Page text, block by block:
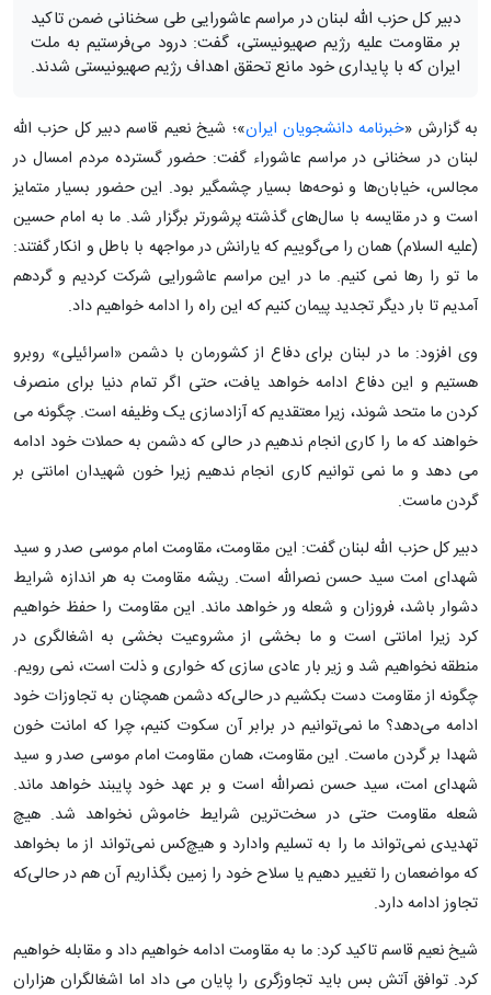
دبیر کل حزب الله لبنان در مراسم عاشورایی طی سخنانی ضمن تاکید
بر مقاومت علیه رژیم صهیونیستی، گفت: درود می‌فرستیم به ملت
ایران که با پایداری خود مانع تحقق اهداف رژیم صهیونیستی شدند.
به گزارش «خبرنامه دانشجویان ایران»؛ شیخ نعیم قاسم دبیر کل حزب الله
لبنان در سخنانی در مراسم عاشوراء گفت: حضور گسترده مردم امسال در
مجالس، خیابان‌ها و نوحه‌ها بسیار چشمگیر بود. این حضور بسیار متمایز
است و در مقایسه با سال‌های گذشته پرشورتر برگزار شد. ما به امام حسین
(علیه السلام) همان را می‌گوییم که یارانش در مواجهه با باطل و انکار گفتند:
ما تو را رها نمی کنیم. ما در این مراسم عاشورایی شرکت کردیم و گردهم
آمدیم تا بار دیگر تجدید پیمان کنیم که این راه را ادامه خواهیم داد.
وی افزود: ما در لبنان برای دفاع از کشورمان با دشمن «اسرائیلی» روبرو
هستیم و این دفاع ادامه خواهد یافت، حتی اگر تمام دنیا برای منصرف
کردن ما متحد شوند، زیرا معتقدیم که آزادسازی یک وظیفه است. چگونه می
خواهند که ما را کاری انجام ندهیم در حالی که دشمن به حملات خود ادامه
می دهد و ما نمی توانیم کاری انجام ندهیم زیرا خون شهیدان امانتی بر
گردن ماست.
دبیر کل حزب الله لبنان گفت: این مقاومت، مقاومت امام موسی صدر و سید
شهدای امت سید حسن نصرالله است. ریشه مقاومت به هر اندازه شرایط
دشوار باشد، فروزان و شعله ور خواهد ماند. این مقاومت را حفظ خواهیم
کرد زیرا امانتی است و ما بخشی از مشروعیت بخشی به اشغالگری در
منطقه نخواهیم شد و زیر بار عادی سازی که خواری و ذلت است، نمی رویم.
چگونه از مقاومت دست بکشیم در حالی‌که دشمن همچنان به تجاوزات خود
ادامه می‌دهد؟ ما نمی‌توانیم در برابر آن سکوت کنیم، چرا که امانت خون
شهدا بر گردن ماست. این مقاومت، همان مقاومت امام موسی صدر و سید
شهدای امت، سید حسن نصرالله است و بر عهد خود پایبند خواهد ماند.
شعله مقاومت حتی در سخت‌ترین شرایط خاموش نخواهد شد. هیچ
تهدیدی نمی‌تواند ما را به تسلیم وادارد و هیچ‌کس نمی‌تواند از ما بخواهد
که مواضعمان را تغییر دهیم یا سلاح خود را زمین بگذاریم آن هم در حالی‌که
تجاوز ادامه دارد.
شیخ نعیم قاسم تاکید کرد: ما به مقاومت ادامه خواهیم داد و مقابله خواهیم
کرد. توافق آتش بس باید تجاوزگری را پایان می داد اما اشغالگران هزاران